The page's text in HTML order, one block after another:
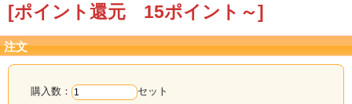
[ポイント還元 15ポイント～]
注文
購入数： セット